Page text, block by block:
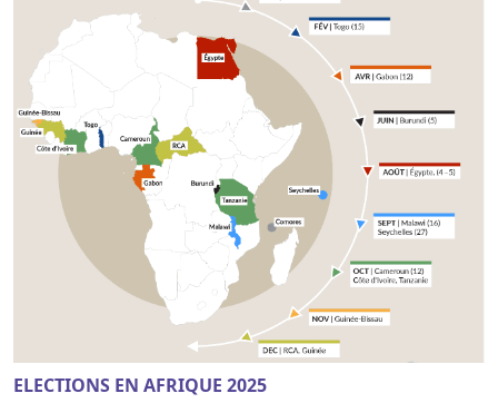
ELECTIONS EN AFRIQUE 2025